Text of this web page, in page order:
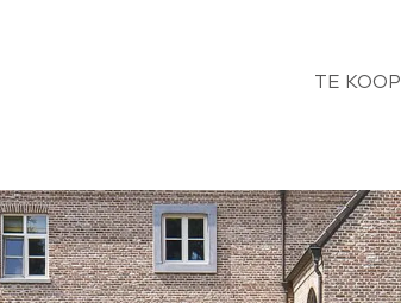
TE KOOP